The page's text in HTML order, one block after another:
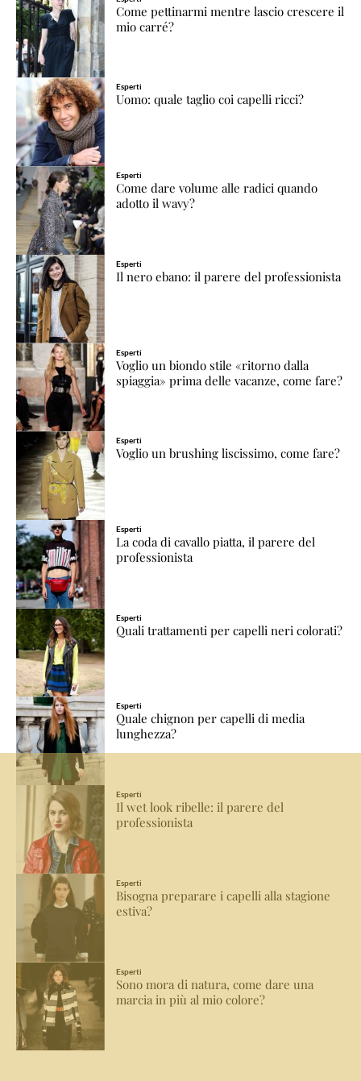
Come pettinarmi mentre lascio crescere il
mio carré?
Esperti
Uomo: quale taglio coi capelli ricci?
Esperti
Come dare volume alle radici quando
adotto il wavy?
Esperti
Il nero ebano: il parere del professionista
Esperti
Voglio un biondo stile «ritorno dalla
spiaggia» prima delle vacanze, come fare?
Esperti
Voglio un brushing liscissimo, come fare?
Esperti
La coda di cavallo piatta, il parere del
professionista
Esperti
Quali trattamenti per capelli neri colorati?
Esperti
Quale chignon per capelli di media
lunghezza?
Esperti
Il wet look ribelle: il parere del
professionista
Esperti
Bisogna preparare i capelli alla stagione
estiva?
Esperti
Sono mora di natura, come dare una
marcia in più al mio colore?